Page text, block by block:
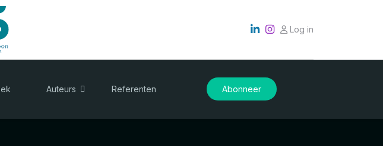
Log in
Auteurs Referenten Abonneer